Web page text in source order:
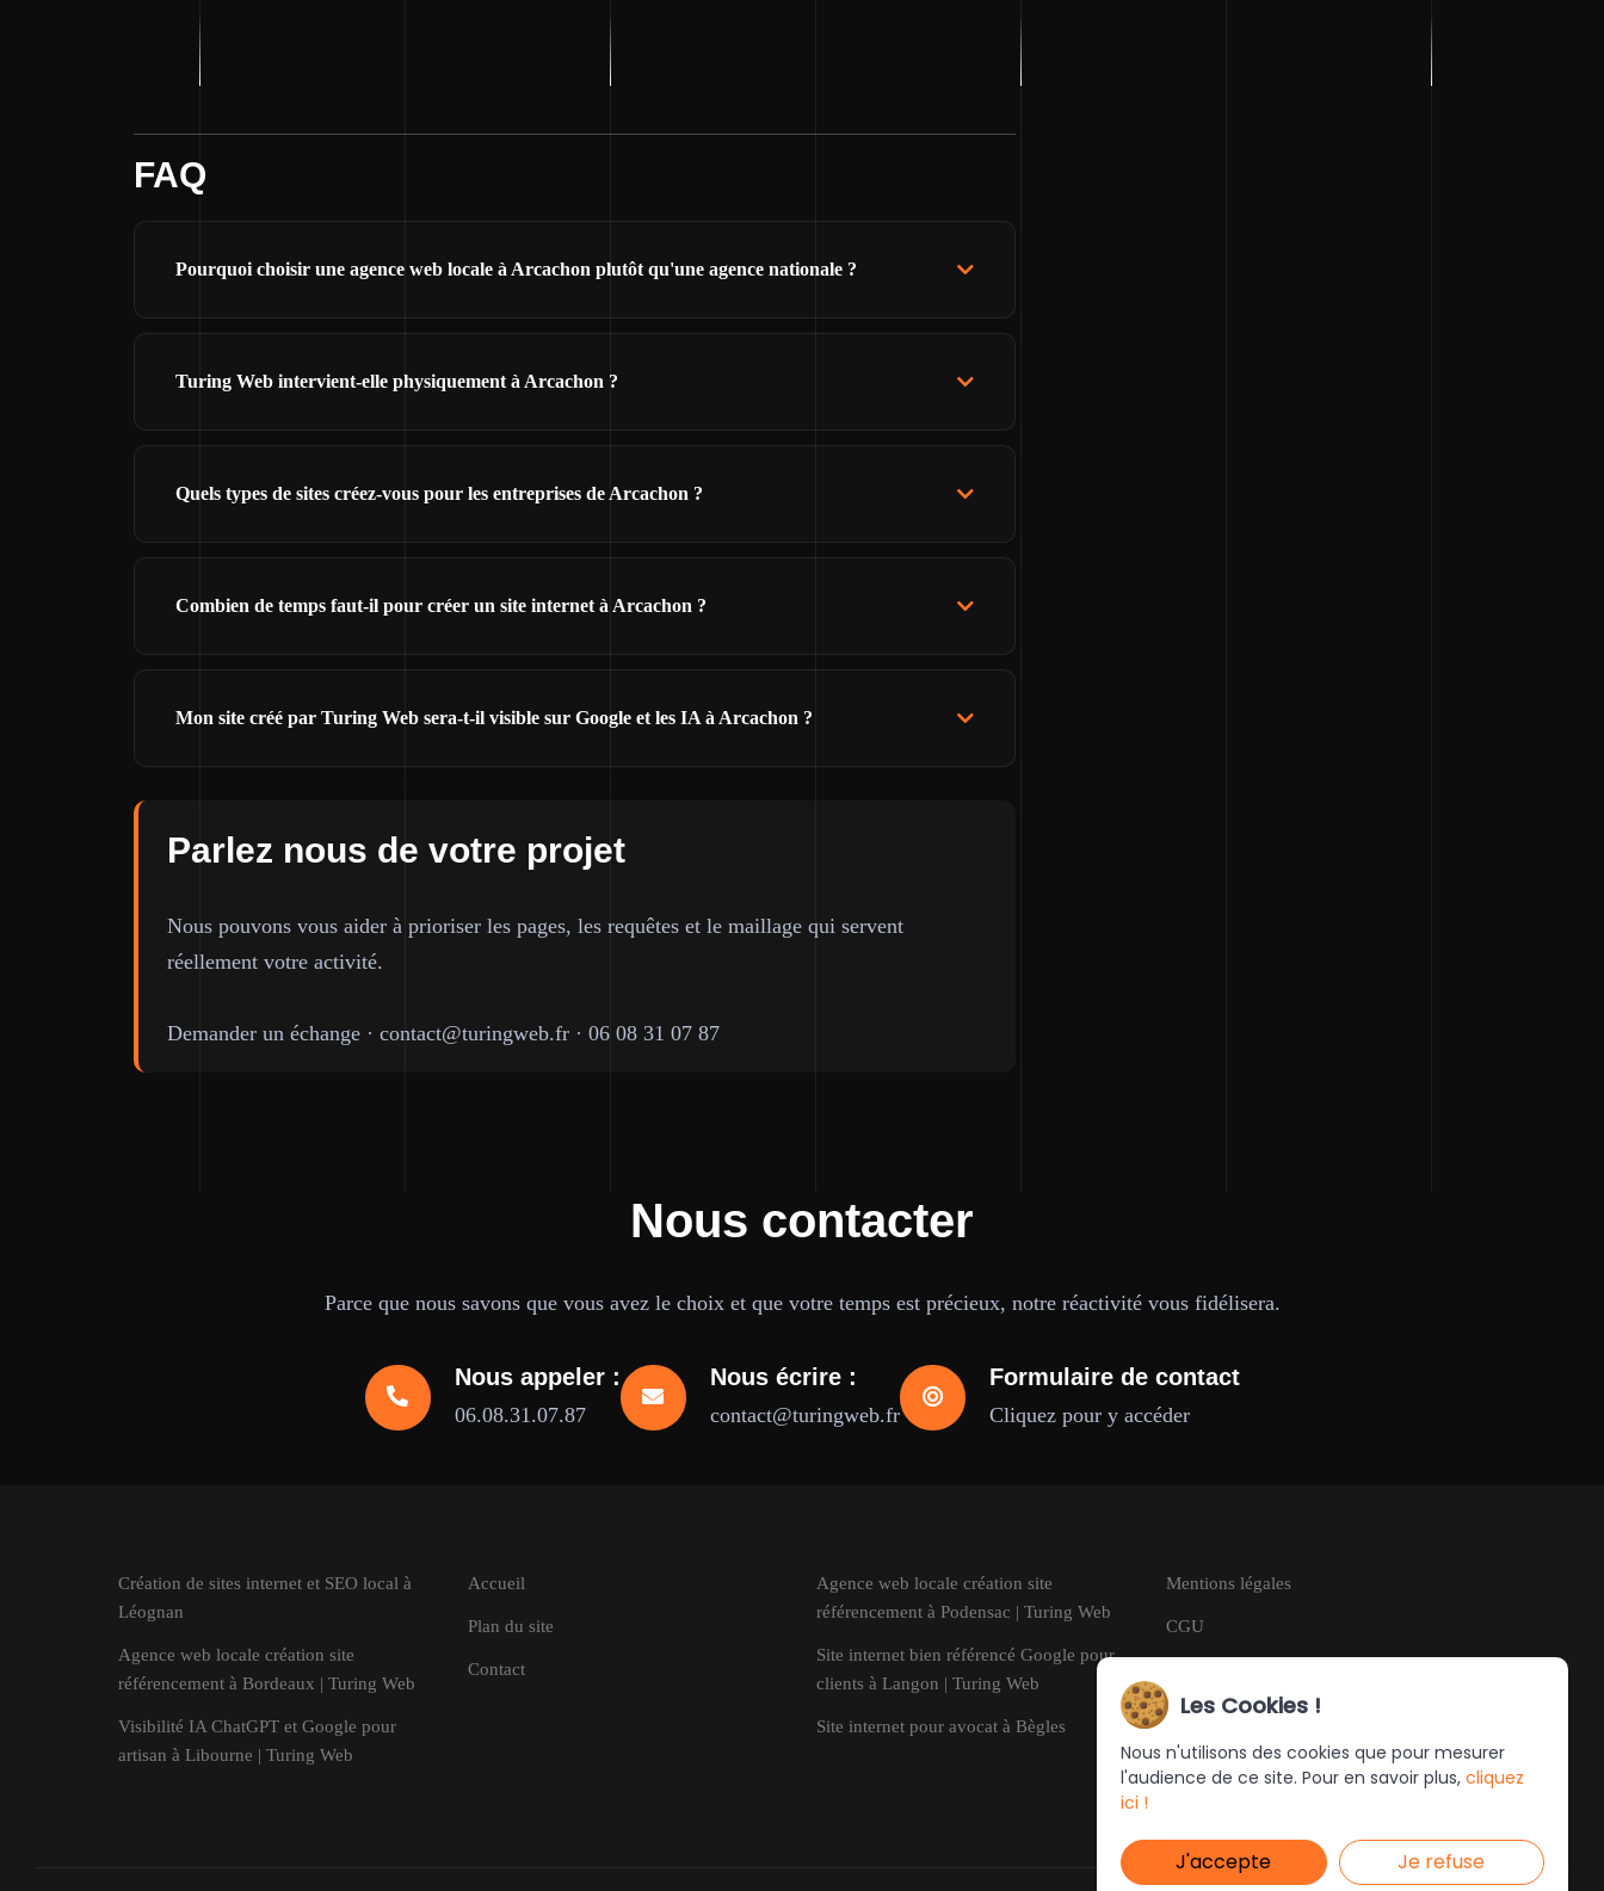
FAQ
Pourquoi choisir une agence web locale à Arcachon plutôt qu'une agence nationale ?
Turing Web intervient-elle physiquement à Arcachon ?
Quels types de sites créez-vous pour les entreprises de Arcachon ?
Combien de temps faut-il pour créer un site internet à Arcachon ?
Mon site créé par Turing Web sera-t-il visible sur Google et les IA à Arcachon ?
Parlez nous de votre projet
Nous pouvons vous aider à prioriser les pages, les requêtes et le maillage qui servent
réellement votre activité.
Demander un échange · contact@turingweb.fr · 06 08 31 07 87
Nous contacter
Parce que nous savons que vous avez le choix et que votre temps est précieux, notre réactivité vous fidélisera.
Nous appeler :
06.08.31.07.87
Nous écrire :
contact@turingweb.fr
Formulaire de contact
Cliquez pour y accéder
Création de sites internet et SEO local à
Léognan
Agence web locale création site
référencement à Bordeaux | Turing Web
Visibilité IA ChatGPT et Google pour
artisan à Libourne | Turing Web
Accueil
Plan du site
Contact
Agence web locale création site
référencement à Podensac | Turing Web
Site internet bien référencé Google pour
clients à Langon | Turing Web
Site internet pour avocat à Bègles
Mentions légales
CGU
Les Cookies !
Nous n'utilisons des cookies que pour mesurer
l'audience de ce site. Pour en savoir plus, cliquez
ici !
J'accepte Je refuse